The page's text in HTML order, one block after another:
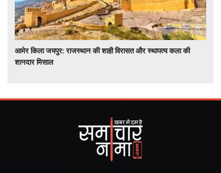
आमेर किला जयपुर: राजस्थान की शाही विरासत और स्थापत्य कला की
शानदार मिसाल